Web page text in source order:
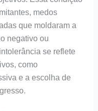
medos
que moldaram a
negativo ou
se reflete
como
e a escolha de